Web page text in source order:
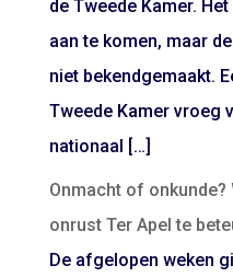
de Tweede Kamer.
aan te komen, maar
niet bekendgemaakt.
Tweede Kamer vroeg
nationaal […]
Onmacht of
onrust Ter Apel te
De afgelopen weken